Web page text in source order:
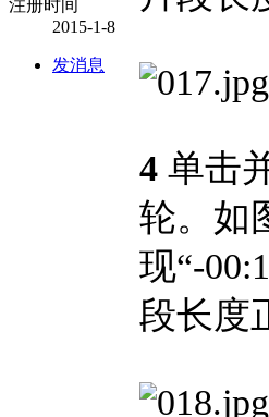
注册时间
2015-1-8
发消息
4 单击
轮。如
现“-
段长度